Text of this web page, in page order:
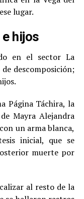
lugar.
hijos
en el sector La
descomposición;
Página Táchira, la
Mayra Alejandra
un arma blanca,
inicial, que se
muerte por
al resto de la